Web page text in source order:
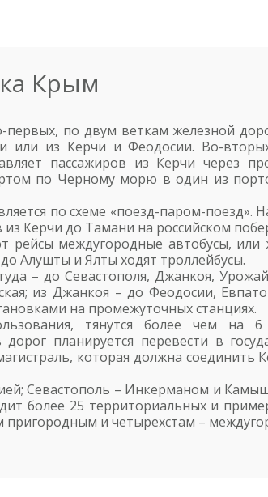
Крым
первых, по двум веткам железной
или из Керчи и Феодосии. Во-
пассажиров из Керчи через
по Черному морю в один из
по схеме «поезд-паром-поезд».
Керчи до Тамани на российском
междугородные автобусы, или
Алушты и Ялты ходят троллейбусы.
– до Севастополя, Джанкоя,
из Джанкоя – до Феодосии,
на промежуточных станциях.
тянутся более чем на 6
планируется перевести в
которая должна соединить
Севастополь – Инкерманом и
более 25 территориальных и
пригородным и четырехстам –